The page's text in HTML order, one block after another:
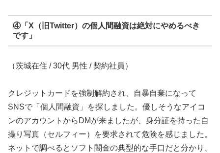
④「X（旧Twitter）の個人間融資は絶対にやめるべき
です」
（茨城在住 / 30代 男性 / 契約社員）
クレジットカードを強制解約され、自暴自棄になって
SNSで「個人間融資」を探しました。優しそうなアイコ
ンのアカウントからDMが来ましたが、身分証を持った自
撮り写真（セルフィー）を要求されて危険を感じました。
ネットで調べるとソフト闇金の典型的な手口だと分かり、